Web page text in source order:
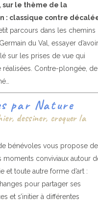
sur le thème de la
: classique contre
parcours dans les chemins
du Val, essayer
sur les prises de vue qui
réalisées. Contre-plongée, de
par Nature
dessiner, croquer la
bénévoles vous propose de
moments conviviaux autour
et toute autre forme d’art :
pour partager ses
et s’initier à différentes